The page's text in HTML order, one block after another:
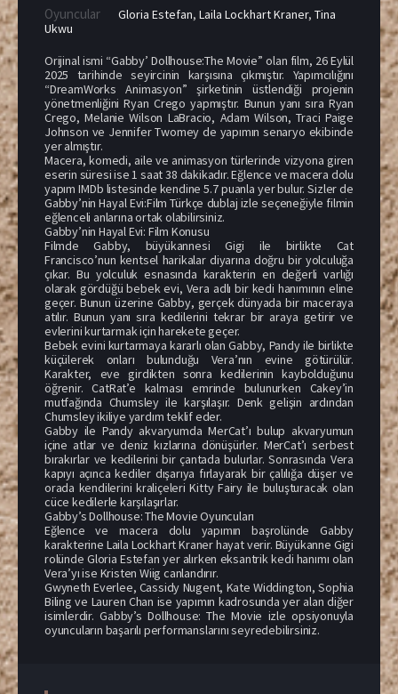
Oyuncular Gloria Estefan, Laila Lockhart Kraner, Tina
Ukwu
Orijinal ismi “Gabby’ Dollhouse:The Movie” olan film, 26 Eylül
2025 tarihinde seyircinin karşısına çıkmıştır. Yapımcılığını
“DreamWorks Animasyon” şirketinin üstlendiği projenin
yönetmenliğini Ryan Crego yapmıştır. Bunun yanı sıra Ryan
Crego, Melanie Wilson LaBracio, Adam Wilson, Traci Paige
Johnson ve Jennifer Twomey de yapımın senaryo ekibinde
yer almıştır.
Macera, komedi, aile ve animasyon türlerinde vizyona giren
eserin süresi ise 1 saat 38 dakikadır. Eğlence ve macera dolu
yapım IMDb listesinde kendine 5.7 puanla yer bulur. Sizler de
Gabby’nin Hayal Evi:Film Türkçe dublaj izle seçeneğiyle filmin
eğlenceli anlarına ortak olabilirsiniz.
Gabby’nin Hayal Evi: Film Konusu
Filmde Gabby, büyükannesi Gigi ile birlikte Cat
Francisco’nun kentsel harikalar diyarına doğru bir yolculuğa
çıkar. Bu yolculuk esnasında karakterin en değerli varlığı
olarak gördüğü bebek evi, Vera adlı bir kedi hanımının eline
geçer. Bunun üzerine Gabby, gerçek dünyada bir maceraya
atılır. Bunun yanı sıra kedilerini tekrar bir araya getirir ve
evlerini kurtarmak için harekete geçer.
Bebek evini kurtarmaya kararlı olan Gabby, Pandy ile birlikte
küçülerek onları bulunduğu Vera’nın evine götürülür.
Karakter, eve girdikten sonra kedilerinin kaybolduğunu
öğrenir. CatRat’e kalması emrinde bulunurken Cakey’in
mutfağında Chumsley ile karşılaşır. Denk gelişin ardından
Chumsley ikiliye yardım teklif eder.
Gabby ile Pandy akvaryumda MerCat’ı bulup akvaryumun
içine atlar ve deniz kızlarına dönüşürler. MerCat’ı serbest
bırakırlar ve kedilerini bir çantada bulurlar. Sonrasında Vera
kapıyı açınca kediler dışarıya fırlayarak bir çalılığa düşer ve
orada kendilerini kraliçeleri Kitty Fairy ile buluşturacak olan
cüce kedilerle karşılaşırlar.
Gabby’s Dollhouse: The Movie Oyuncuları
Eğlence ve macera dolu yapımın başrolünde Gabby
karakterine Laila Lockhart Kraner hayat verir. Büyükanne Gigi
rolünde Gloria Estefan yer alırken eksantrik kedi hanımı olan
Vera’yı ise Kristen Wiig canlandırır.
Gwyneth Everlee, Cassidy Nugent, Kate Widdington, Sophia
Biling ve Lauren Chan ise yapımın kadrosunda yer alan diğer
isimlerdir. Gabby’s Dollhouse: The Movie izle opsiyonuyla
oyuncuların başarılı performanslarını seyredebilirsiniz.